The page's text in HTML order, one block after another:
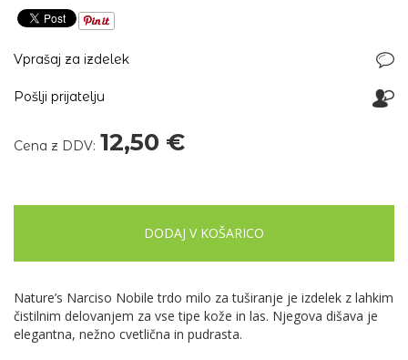
Vprašaj za izdelek
Pošlji prijatelju
Cena z DDV: 12,50 €
DODAJ V KOŠARICO
Nature’s Narciso Nobile trdo milo za tuširanje je izdelek z lahkim
čistilnim delovanjem za vse tipe kože in las. Njegova dišava je
elegantna, nežno cvetlična in pudrasta.